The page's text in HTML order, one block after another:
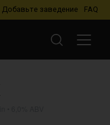
Добавьте заведение FAQ